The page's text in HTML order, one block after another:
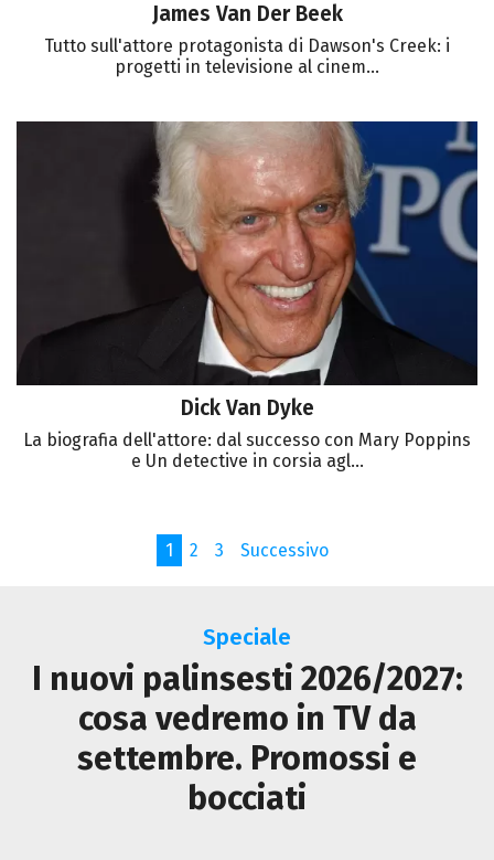
James Van Der Beek
Tutto sull'attore protagonista di Dawson's Creek: i
progetti in televisione al cinem...
Dick Van Dyke
La biografia dell'attore: dal successo con Mary Poppins
e Un detective in corsia agl...
1 2 3 Successivo
Speciale
I nuovi palinsesti 2026/2027:
cosa vedremo in TV da
settembre. Promossi e
bocciati